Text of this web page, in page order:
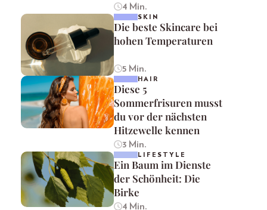
4 Min.
SKIN
Die beste Skincare bei
hohen Temperaturen
5 Min.
HAIR
Diese 5
Sommerfrisuren musst
du vor der nächsten
Hitzewelle kennen
3 Min.
LIFESTYLE
Ein Baum im Dienste
der Schönheit: Die
Birke
4 Min.